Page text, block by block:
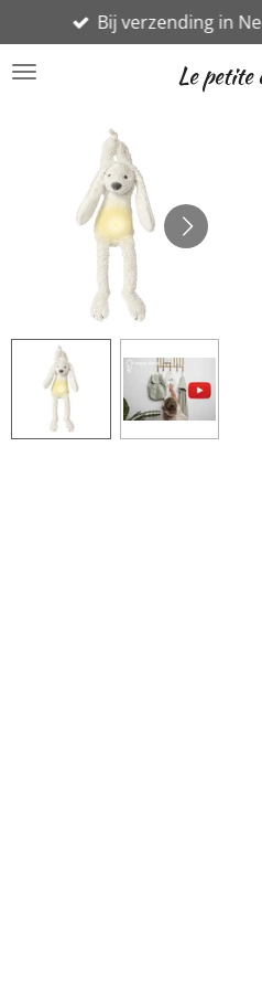
direct
naar
hoofdinhoud
Le
Bij verzending in